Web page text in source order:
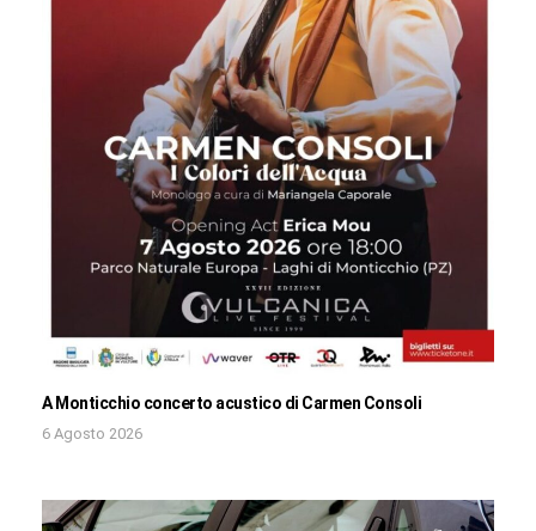
A Monticchio concerto acustico di Carmen Consoli
6 Agosto 2026